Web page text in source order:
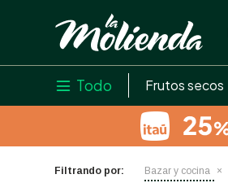
 Todo Frutos secos
Filtrando por: Bazar y cocina
close
store
local_shipping
credit_card
help